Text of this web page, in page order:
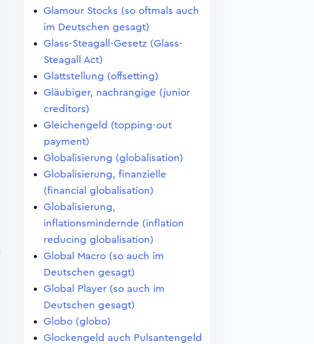
Glamour Stocks (so oftmals auch
im Deutschen gesagt)
Glass-Steagall-Gesetz (Glass-
Steagall Act)
Glattstellung (offsetting)
Gläubiger, nachrangige (junior
creditors)
Gleichengeld (topping-out
payment)
Globalisierung (globalisation)
Globalisierung, finanzielle
(financial globalisation)
Globalisierung,
inflationsmindernde (inflation
reducing globalisation)
Global Macro (so auch im
Deutschen gesagt)
Global Player (so auch im
Deutschen gesagt)
Globo (globo)
Glockengeld auch Pulsantengeld